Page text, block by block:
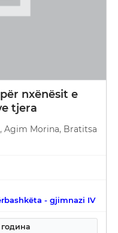
nxënësit e
tjera
Agim Morina, Bratitsa
- gjimnazi IV
година